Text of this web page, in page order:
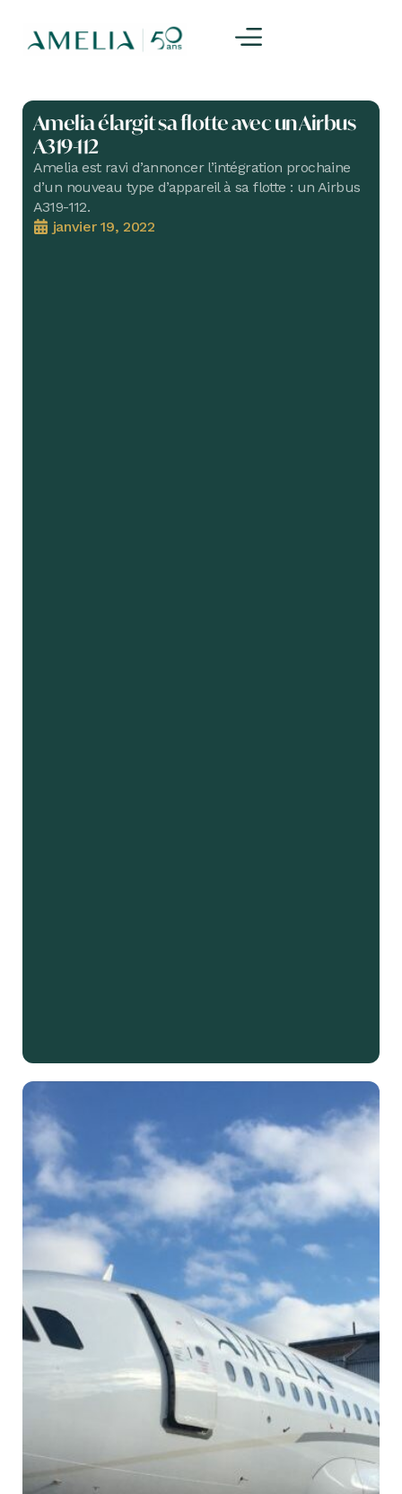
Amelia élargit sa flotte avec un Airbus
A319-112
Amelia est ravi d’annoncer l’intégration prochaine
d’un nouveau type d’appareil à sa flotte : un Airbus
A319-112.
janvier 19, 2022